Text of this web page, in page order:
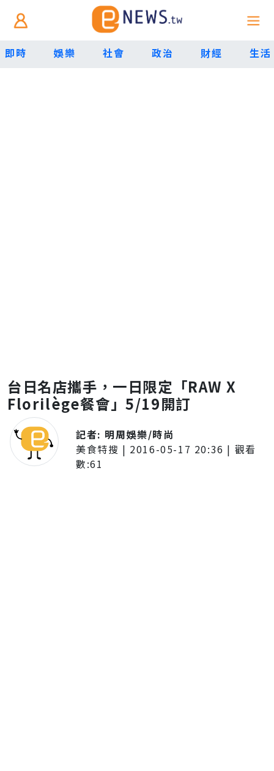
即時 娛樂 社會 政治 財經 生活
台日名店攜手，一日限定「RAW X
Florilège餐會」5/19開訂
記者: 明周娛樂/時尚
美食特搜 | 2016-05-17 20:36 | 觀看
數:61